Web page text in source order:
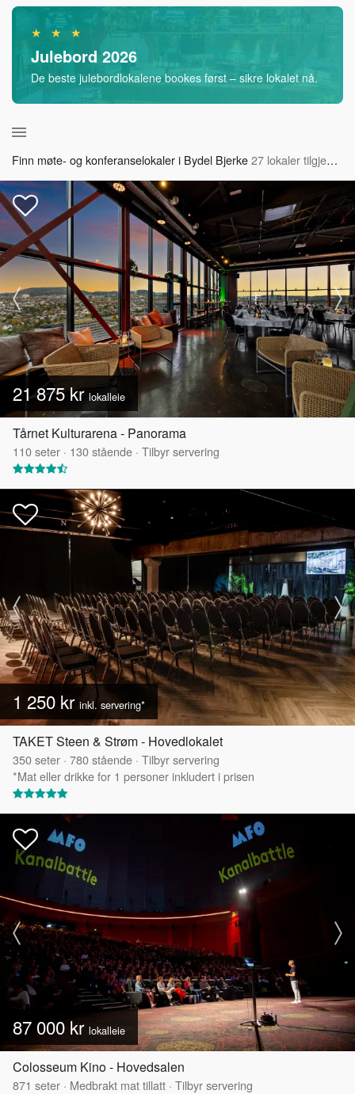
★ ★ ★
Julebord 2026
De beste julebordlokalene bookes først – sikre lokalet nå.
Finn møte- og konferanselokaler i Bydel Bjerke27 lokaler tilgjengelig
21 875 krlokalleie
Tårnet Kulturarena - Panorama
110seter · 130stående · Tilbyr servering
1 250 kr inkl. servering*
TAKET Steen & Strøm - Hovedlokalet
350seter · 780stående · Tilbyr servering
*Mat eller drikke for 1 personer inkludert i prisen
87 000 kr lokalleie
Colosseum Kino - Hovedsalen
871 seter · Medbrakt mat tillatt · Tilbyr servering